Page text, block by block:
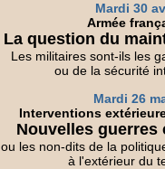
Mardi 30
Armée
La question du
Les militaires sont-ils les
ou de la sécurité
Mardi 26
Interventions
Nouvelles guerres
ou les non-dits de la
à l'extérieur du